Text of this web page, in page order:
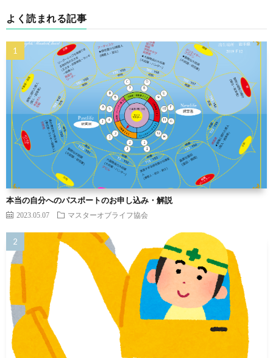
よく読まれる記事
本当の自分へのパスポートのお申し込み・解説
2023.05.07 マスターオブライフ協会